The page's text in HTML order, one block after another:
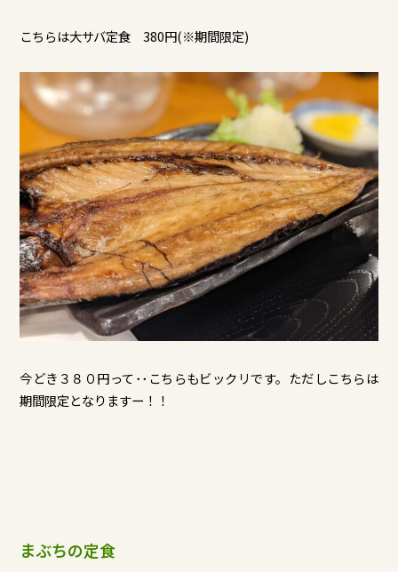
こちらは大サバ定食 380円(※期間限定)
今どき３８０円って･･こちらもビックリです。ただしこちらは
期間限定となりますー！！
まぶちの定食